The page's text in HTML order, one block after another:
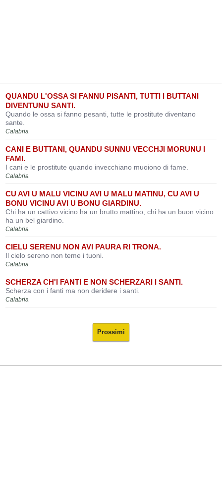
QUANDU L'OSSA SI FANNU PISANTI, TUTTI I BUTTANI
DIVENTUNU SANTI.
Quando le ossa si fanno pesanti, tutte le prostitute diventano
sante.
Calabria
CANI E BUTTANI, QUANDU SUNNU VECCHJI MORUNU I
FAMI.
I cani e le prostitute quando invecchiano muoiono di fame.
Calabria
CU AVI U MALU VICINU AVI U MALU MATINU, CU AVI U
BONU VICINU AVI U BONU GIARDINU.
Chi ha un cattivo vicino ha un brutto mattino; chi ha un buon vicino
ha un bel giardino.
Calabria
CIELU SERENU NON AVI PAURA RI TRONA.
Il cielo sereno non teme i tuoni.
Calabria
SCHERZA CH'I FANTI E NON SCHERZARI I SANTI.
Scherza con i fanti ma non deridere i santi.
Calabria
Prossimi